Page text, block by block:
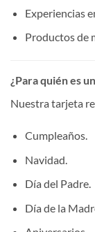
Experiencias
Productos de
¿Para quién es
Nuestra tarjeta
Cumpleaños.
Navidad.
Día del Padre.
Día de la